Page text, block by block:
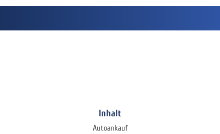
Inhalt
Autoankauf